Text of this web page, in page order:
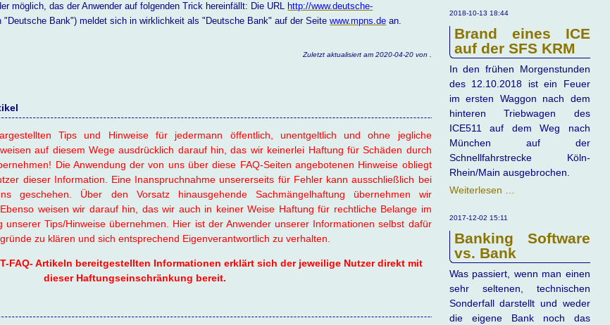
möglich, das der Anwender auf folgenden Trick hereinfällt: Die URL http://www.deutsche-
"Deutsche Bank") meldet sich in wirklichkeit als "Deutsche Bank" auf der Seitewww.mpns.de an.
Zuletzt aktualisiert am 2020-04-20 von .
Tips und Hinweise für jedermann öffentlich, unentgeltlich und ohne jegliche
auf diesem Wege ausdrücklich darauf hin, das wir keinerlei Haftung für Schäden durch
Die Anwendung der von uns über diese FAQ-Seiten angebotenen Hinweise obliegt
dieser Information. Eine Inanspruchnahme unsererseits für Fehler kann ausschließlich bei
geschehen. Über den Vorsatz hinausgehende Sachmängelhaftung übernehmen wir
weisen wir darauf hin, das wir auch in keiner Weise Haftung für rechtliche Belange im
unserer Tips/Hinweise übernehmen. Hier ist der Anwender unserer Informationen selbst dafür
zu klären und sich entsprechend Eigenverantwortlich zu verhalten.
FAQ- Artikeln bereitgestellten Informationen erklärt sich der jeweilige Nutzer direkt mit
dieser Haftungseinschränkung bereit.
2018-10-13 18:44
Brand eines ICE
auf der SFS KRM
In den frühen Morgenstunden
des 12.10.2018 ist ein Feuer
im ersten Waggon nach dem
hinteren Triebwagen des
ICE511 auf dem Weg nach
München auf der
Schnellfahrstrecke Köln-
Rhein/Main ausgebrochen.
Weiterlesen …
der
SFS
KRM
2017-12-02 15:11
Banking Software
vs. Bank
Was passiert, wenn man einen
sehr seltenen, technischen
Sonderfall darstellt und weder
die eigene Bank noch das